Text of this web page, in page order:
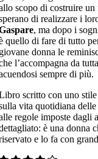
scopo di costruire
di realizzare i
, ma dopo i
quello di fare di tutto
donna le
l’accompagna da
sempre di più.
scritto con uno
vita quotidiana
regole imposte dagli
è una donna
e lo fa con